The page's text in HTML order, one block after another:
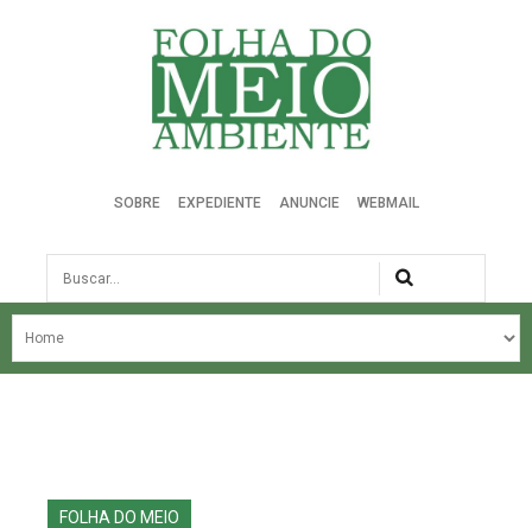
Folha do Meio Ambiente
SOBRE EXPEDIENTE ANUNCIE WEBMAIL
Busca
NOSSA HISTÓRIA
EDIÇÕES ANTERIORES
FOLHA DO MEIO